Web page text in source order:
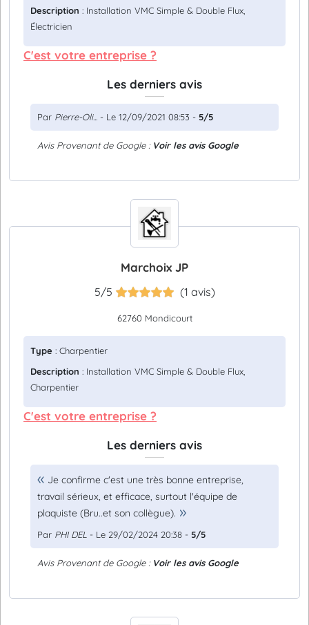
Description : Installation VMC Simple & Double Flux,
Électricien
C'est votre entreprise ?
Les derniers avis
Par Pierre-Oli... - Le 12/09/2021 08:53 - 5/5
Avis Provenant de Google : Voir les avis Google
Marchoix JP
5/5 (1 avis)
62760 Mondicourt
Type : Charpentier
Description : Installation VMC Simple & Double Flux,
Charpentier
C'est votre entreprise ?
Les derniers avis
Je confirme c'est une très bonne entreprise,
travail sérieux, et efficace, surtout l'équipe de
plaquiste (Bru..et son collègue).
Par PHI DEL - Le 29/02/2024 20:38 - 5/5
Avis Provenant de Google : Voir les avis Google